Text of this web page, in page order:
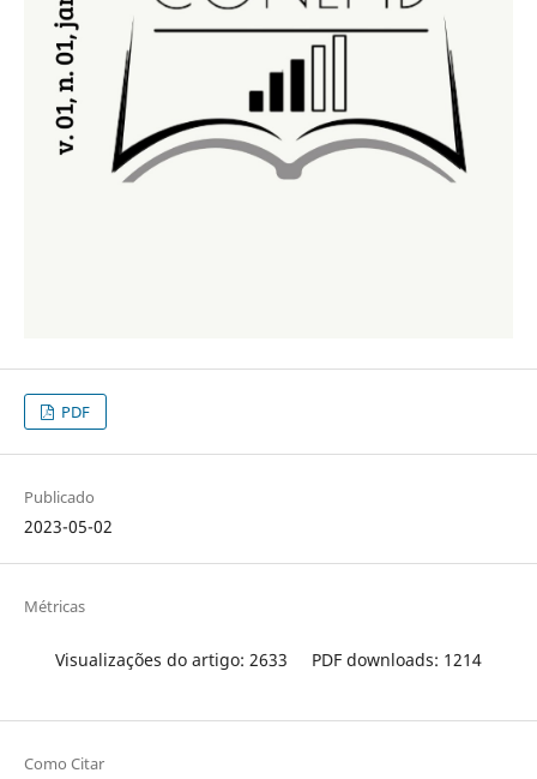
PDF
Publicado
2023-05-02
Métricas
Visualizações do artigo: 2633 PDF downloads: 1214
Como Citar